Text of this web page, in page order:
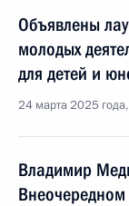
Объявлены
молодых
для детей и
24 марта 2025
Владимир
Внеочередном